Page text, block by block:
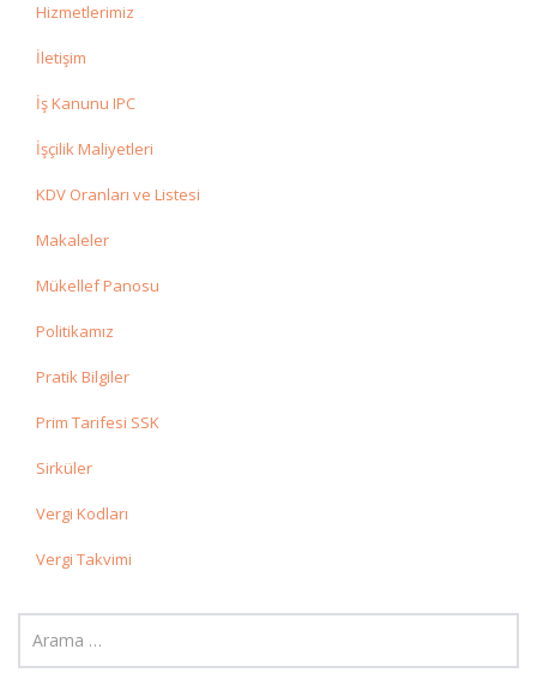
Hizmetlerimiz
İletişim
İş Kanunu IPC
İşçilik Maliyetleri
KDV Oranları ve Listesi
Makaleler
Mükellef Panosu
Politikamız
Pratik Bilgiler
Prim Tarifesi SSK
Sirküler
Vergi Kodları
Vergi Takvimi